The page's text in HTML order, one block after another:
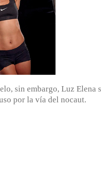
sin embargo, Luz Elena
por la vía del nocaut.